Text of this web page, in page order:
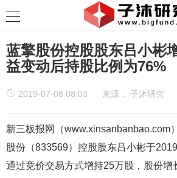
蓝擎股份控股股东吕小彬
益变动后持股比例为76%
2019-07-08 08:03 来源： 子沐研究
新三板报网（www.xinsanbanbao.com
股份（833569）控股股东吕小彬于
通过竞价交易方式增持25万股，股份增